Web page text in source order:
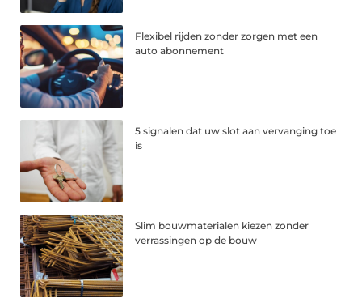
Flexibel rijden zonder zorgen met een
auto abonnement
5 signalen dat uw slot aan vervanging toe
is
Slim bouwmaterialen kiezen zonder
verrassingen op de bouw